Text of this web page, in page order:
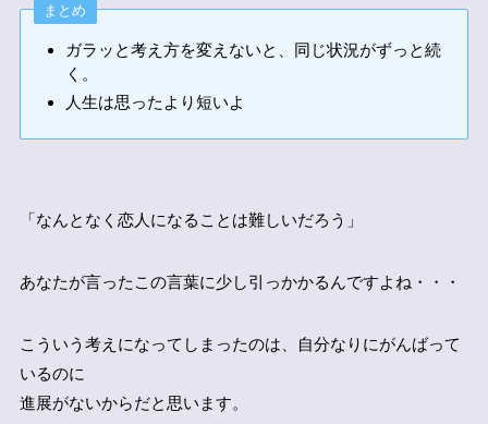
まとめ
ガラッと考え方を変えないと、同じ状況がずっと続
く。
人生は思ったより短いよ
「なんとなく恋人になることは難しいだろう」
あなたが言ったこの言葉に少し引っかかるんですよね・・・
こういう考えになってしまったのは、自分なりにがんばって
いるのに
進展がないからだと思います。